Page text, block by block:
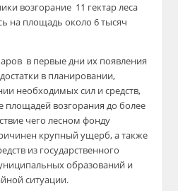
возгорание 11 гектар леса
на площадь около 6 тысяч
в первые дни их появления
в планировании,
необходимых сил и средств,
площадей возгорания до более
чего лесном фонду
крупный ущерб, а также
из государственного
образований и
ситуации.